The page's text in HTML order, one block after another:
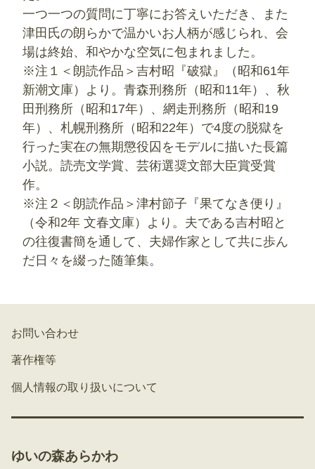
一つ一つの質問に丁寧にお答えいただき、また
津田氏の朗らかで温かいお人柄が感じられ、会
場は終始、和やかな空気に包まれました。
※注１＜朗読作品＞吉村昭『破獄』（昭和61年
新潮文庫）より。青森刑務所（昭和11年）、秋
田刑務所（昭和17年）、網走刑務所（昭和19
年）、札幌刑務所（昭和22年）で4度の脱獄を
行った実在の無期懲役囚をモデルに描いた長篇
小説。読売文学賞、芸術選奨文部大臣賞受賞
作。
※注２＜朗読作品＞津村節子『果てなき便り』
（令和2年 文春文庫）より。夫である吉村昭と
の往復書簡を通して、夫婦作家として共に歩ん
だ日々を綴った随筆集。
お問い合わせ
著作権等
個人情報の取り扱いについて
ゆいの森あらかわ